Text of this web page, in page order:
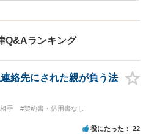
Q&Aランキング
絡先にされた親が負う法
手
#契約書・借用書なし
役にたった 22